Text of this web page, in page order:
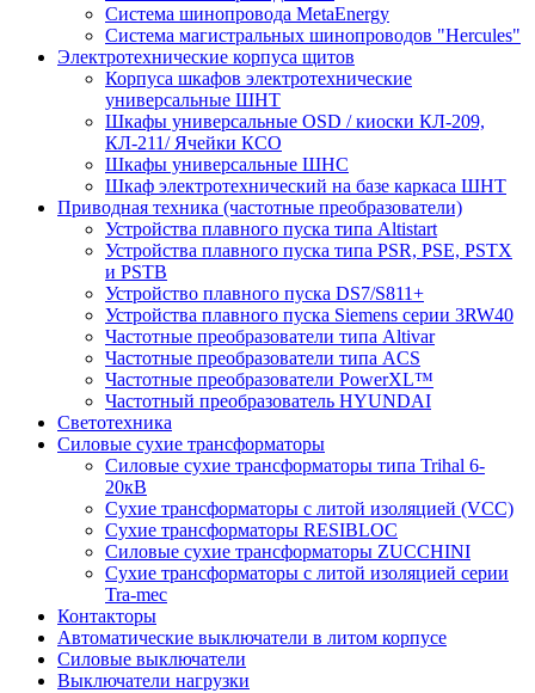
Система шинопровода MetaEnergy
Система магистральных шинопроводов "Hercules"
Электротехнические корпуса щитов
Корпуса шкафов электротехнические
универсальные ШНТ
Шкафы универсальные OSD / киоски КЛ-209,
КЛ-211/ Ячейки КСО
Шкафы универсальные ШНС
Шкаф электротехнический на базе каркаса ШНТ
Приводная техника (частотные преобразователи)
Устройства плавного пуска типа Altistart
Устройства плавного пуска типа PSR, PSE, PSTX
и PSTB
Устройство плавного пуска DS7/S811+
Устройства плавного пуска Siemens серии 3RW40
Частотные преобразователи типа Altivar
Частотные преобразователи типа ACS
Частотные преобразователи PowerXL™
Частотный преобразователь HYUNDAI
Светотехника
Силовые сухие трансформаторы
Силовые сухие трансформаторы типа Trihal 6-
20кВ
Сухие трансформаторы с литой изоляцией (VCC)
Сухие трансформаторы RESIBLOC
Силовые сухие трансформаторы ZUCCHINI
Сухие трансформаторы с литой изоляцией серии
Tra-mec
Контакторы
Автоматические выключатели в литом корпусе
Силовые выключатели
Выключатели нагрузки